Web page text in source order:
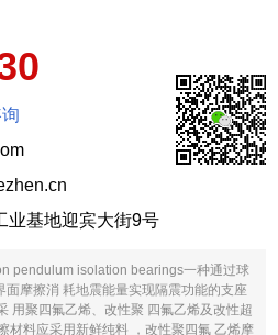
业基地迎宾大街9号
pendulum isolation bearings一种通过球
摩擦消 耗地震能量实现隔震功能的支座
用聚四氟乙烯、改性聚 四氟乙烯及改性超
材料应采用新鲜纯料 ，改性聚四氟 乙烯摩